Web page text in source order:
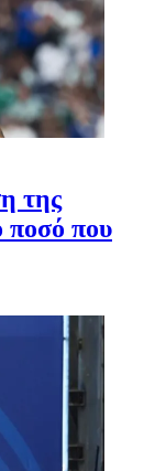
της
ποσό που